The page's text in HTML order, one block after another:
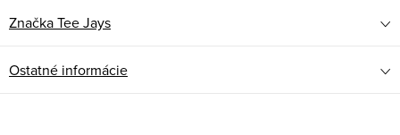
ZnačkaTee Jays
Ostatné informácie